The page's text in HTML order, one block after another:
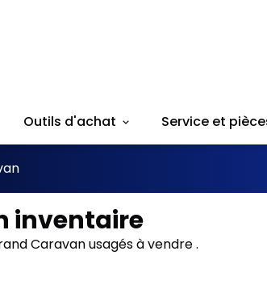
Outils d'achat Service et
inventaire
Caravan usagés à vendre .